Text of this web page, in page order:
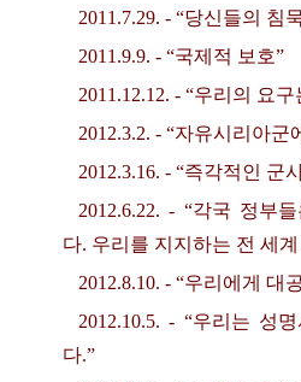
2011.7.29. - “당신들의 침
2011.9.9. -“국제적 보호”
2011.12.12. - “우리의 요
2012.3.2. - “자유시리아군
2012.3.16. - “즉각적인 군
2012.6.22. - “각국 정부
다. 우리를 지지하는 전 세
2012.8.10. - “우리에게 대
2012.10.5. - “우리는 성
다.”